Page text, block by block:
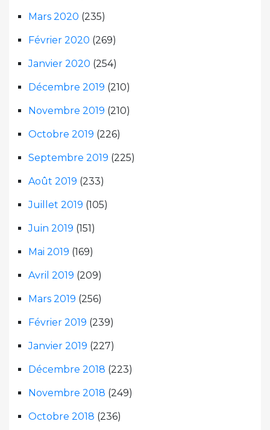
Mars 2020 (235)
Février 2020 (269)
Janvier 2020 (254)
Décembre 2019 (210)
Novembre 2019 (210)
Octobre 2019 (226)
Septembre 2019 (225)
Août 2019 (233)
Juillet 2019 (105)
Juin 2019 (151)
Mai 2019 (169)
Avril 2019 (209)
Mars 2019 (256)
Février 2019 (239)
Janvier 2019 (227)
Décembre 2018 (223)
Novembre 2018 (249)
Octobre 2018 (236)